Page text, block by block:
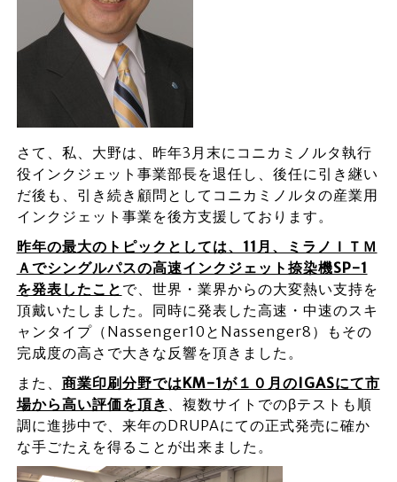
さて、私、大野は、昨年3月末にコニカミノルタ執行
役インクジェット事業部長を退任し、後任に引き継い
だ後も、引き続き顧問としてコニカミノルタの産業用
インクジェット事業を後方支援しております。
昨年の最大のトピックとしては、11月、ミラノＩＴＭ
Ａでシングルパスの高速インクジェット捺染機SP-1
を発表したこと で、世界・業界からの大変熱い支持を
頂戴いたしました。同時に発表した高速・中速のスキ
ャンタイプ（Nassenger10とNassenger8）もその
完成度の高さで大きな反響を頂きました。
また、 商業印刷分野ではKM-1が１０月のIGASにて市
場から高い評価を頂き 、複数サイトでのβテストも順
調に進捗中で、来年のDRUPAにての正式発売に確か
な手ごたえを得ることが出来ました。